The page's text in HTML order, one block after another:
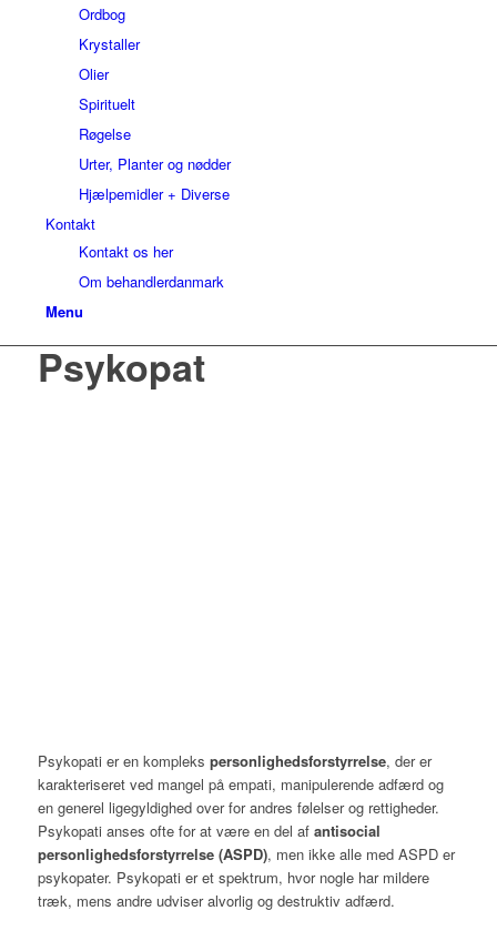
Ordbog
Krystaller
Olier
Spirituelt
Røgelse
Urter, Planter og nødder
Hjælpemidler + Diverse
Kontakt
Kontakt os her
Om behandlerdanmark
Menu
Psykopat
Psykopati er en kompleks personlighedsforstyrrelse, der er
karakteriseret ved mangel på empati, manipulerende adfærd og
en generel ligegyldighed over for andres følelser og rettigheder.
Psykopati anses ofte for at være en del af antisocial
personlighedsforstyrrelse (ASPD), men ikke alle med ASPD er
psykopater. Psykopati er et spektrum, hvor nogle har mildere
træk, mens andre udviser alvorlig og destruktiv adfærd.